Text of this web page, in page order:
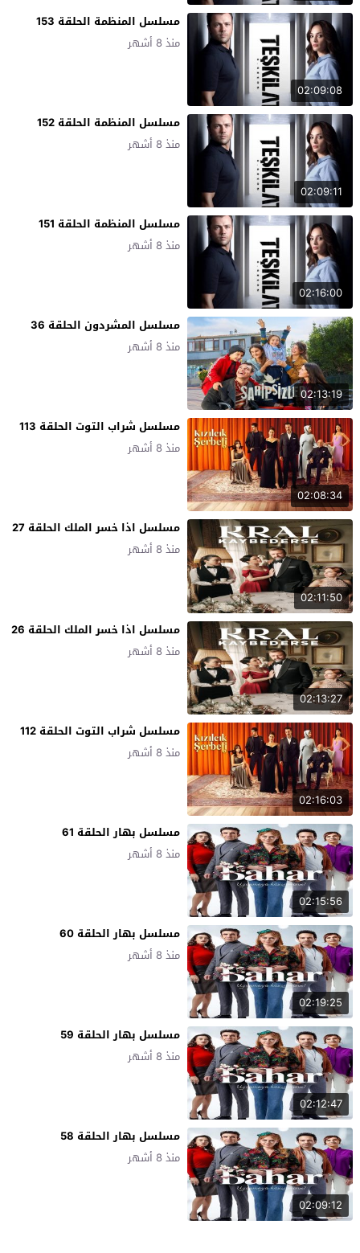
02:09:08
مسلسل المنظمة الحلقة 153
منذ 8 أشهر
02:09:11
مسلسل المنظمة الحلقة 152
منذ 8 أشهر
02:16:00
مسلسل المنظمة الحلقة 151
منذ 8 أشهر
02:13:19
مسلسل المشردون الحلقة 36
منذ 8 أشهر
02:08:34
مسلسل شراب التوت الحلقة 113
منذ 8 أشهر
02:11:50
مسلسل اذا خسر الملك الحلقة 27
منذ 8 أشهر
02:13:27
مسلسل اذا خسر الملك الحلقة 26
منذ 8 أشهر
02:16:03
مسلسل شراب التوت الحلقة 112
منذ 8 أشهر
02:15:56
مسلسل بهار الحلقة 61
منذ 8 أشهر
02:19:25
مسلسل بهار الحلقة 60
منذ 8 أشهر
02:12:47
مسلسل بهار الحلقة 59
منذ 8 أشهر
02:09:12
مسلسل بهار الحلقة 58
منذ 8 أشهر